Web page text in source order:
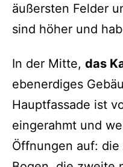
äußersten Felder
sind höher und
In der Mitte, das
ebenerdiges
Hauptfassade ist
eingerahmt und
Öffnungen auf: